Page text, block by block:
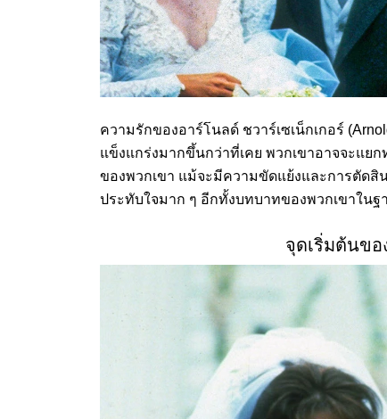
ความรักของอาร์โนลด์ ชวาร์เซเน็กเกอร์
แข็งแกร่งมากขึ้นกว่าที่เคย พวกเขาอาจจะแ
ของพวกเขา แม้จะมีความขัดแย้งและการตัด
ประทับใจมาก ๆ อีกทั้งบทบาทของพวกเขาใน
จุดเริ่มต้นข